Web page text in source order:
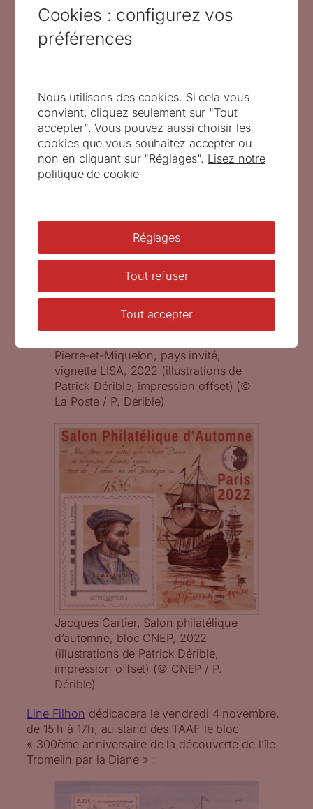
Leszczynska par Van Loo. Huile sur
toile National museum Stockholm (c)
Fine Artimages / Leemage, Timbre
des beaux-arts et d’archéologie (c)
Photo Josse / Leemage – Fond de
bloc : d’après photo Benjamin Van
Blancke) (© La Poste / B. Van Blancke
/ P. Bara)
Patrick Dérible, de Saint-Pierre-et-Miquelon,
Pierre-et-Miquelon, pays invité,
vignette LISA, 2022 (illustrations de
Patrick Dérible, impression offset) (©
La Poste / P. Dérible)
Jacques Cartier, Salon philatélique
d’automne, bloc CNEP, 2022
(illustrations de Patrick Dérible,
impression offset) (© CNEP / P.
Dérible)
Line Filhon dédicacera le vendredi 4 novembre,
de 15 h à 17h, au stand des TAAF le bloc
« 300ème anniversaire de la découverte de l’île
Tromelin par la Diane » :
Cookies : configurez vos
préférences
Nous utilisons des cookies. Si cela vous
convient, cliquez seulement sur "Tout
accepter". Vous pouvez aussi choisir les
cookies que vous souhaitez accepter ou
non en cliquant sur "Réglages". Lisez notre
politique de cookie
Réglages
Tout refuser
Tout accepter